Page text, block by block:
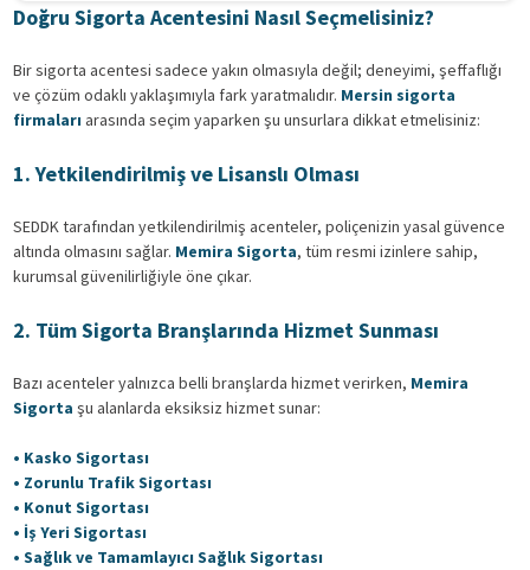
Doğru Sigorta Acentesini Nasıl Seçmelisiniz?
Bir sigorta acentesi sadece yakın olmasıyla değil; deneyimi, şeffaflığı
ve çözüm odaklı yaklaşımıyla fark yaratmalıdır. Mersin sigorta
firmaları arasında seçim yaparken şu unsurlara dikkat etmelisiniz:
1. Yetkilendirilmiş ve Lisanslı Olması
SEDDK tarafından yetkilendirilmiş acenteler, poliçenizin yasal güvence
altında olmasını sağlar. Memira Sigorta, tüm resmi izinlere sahip,
kurumsal güvenilirliğiyle öne çıkar.
2. Tüm Sigorta Branşlarında Hizmet Sunması
Bazı acenteler yalnızca belli branşlarda hizmet verirken, Memira
Sigorta şu alanlarda eksiksiz hizmet sunar:
• Kasko Sigortası
• Zorunlu Trafik Sigortası
• Konut Sigortası
• İş Yeri Sigortası
• Sağlık ve Tamamlayıcı Sağlık Sigortası